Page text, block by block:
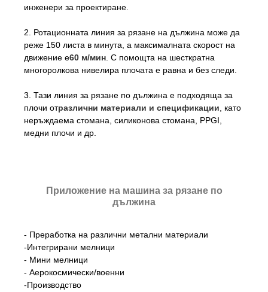
инженери за проектиране.
2. Ротационната линия за рязане на дължина може да
реже 150 листа в минута, а максималната скорост на
движение е60 м/мин . С помощта на шесткратна
многоролкова нивелира плочата е равна и без следи.
3. Тази линия за рязане по дължина е подходяща за
плочи отразлични материали и спецификации , като
неръждаема стомана, силиконова стомана, PPGI,
медни плочи и др.
Приложение на машина за рязане по
дължина
- Преработка на различни метални материали
-Интегрирани мелници
- Мини мелници
- Аерокосмически/военни
-Производство